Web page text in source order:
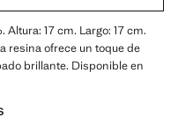
17 cm. Largo: 17 cm.
resina ofrece un toque de
brillante. Disponible en